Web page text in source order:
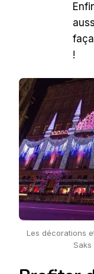
!
Les décorations